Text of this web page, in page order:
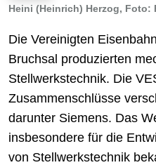
Heini (Heinrich) Herzog, Foto:
Die Vereinigten
Bruchsal produzierten
Stellwerkstechnik. Die
Zusammenschlüsse
darunter Siemens. Das
insbesondere für die
von Stellwerkstechnik